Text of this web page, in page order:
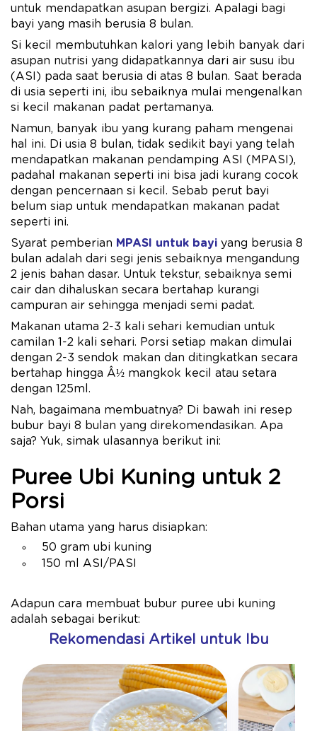
untuk mendapatkan asupan bergizi. Apalagi bagi
bayi yang masih berusia 8 bulan.
Si kecil membutuhkan kalori yang lebih banyak dari
asupan nutrisi yang didapatkannya dari air susu ibu
(ASI) pada saat berusia di atas 8 bulan. Saat berada
di usia seperti ini, ibu sebaiknya mulai mengenalkan
si kecil makanan padat pertamanya.
Namun, banyak ibu yang kurang paham mengenai
hal ini. Di usia 8 bulan, tidak sedikit bayi yang telah
mendapatkan makanan pendamping ASI (MPASI),
padahal makanan seperti ini bisa jadi kurang cocok
dengan pencernaan si kecil. Sebab perut bayi
belum siap untuk mendapatkan makanan padat
seperti ini.
Syarat pemberian MPASI untuk bayi yang berusia 8
bulan adalah dari segi jenis sebaiknya mengandung
2 jenis bahan dasar. Untuk tekstur, sebaiknya semi
cair dan dihaluskan secara bertahap kurangi
campuran air sehingga menjadi semi padat.
Makanan utama 2-3 kali sehari kemudian untuk
camilan 1-2 kali sehari. Porsi setiap makan dimulai
dengan 2-3 sendok makan dan ditingkatkan secara
bertahap hingga Â½ mangkok kecil atau setara
dengan 125ml.
Nah, bagaimana membuatnya? Di bawah ini resep
bubur bayi 8 bulan yang direkomendasikan. Apa
saja? Yuk, simak ulasannya berikut ini:
Puree Ubi Kuning untuk 2
Porsi
Bahan utama yang harus disiapkan:
50 gram ubi kuning
150 ml ASI/PASI
Adapun cara membuat bubur puree ubi kuning
adalah sebagai berikut:
Rekomendasi Artikel untuk Ibu